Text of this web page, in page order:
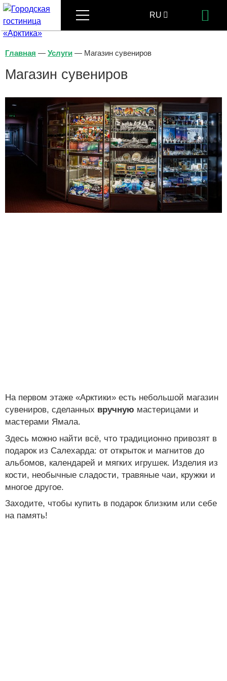
Меню RU
Главная — Услуги — Магазин сувениров
Магазин сувениров
На первом этаже «Арктики» есть небольшой магазин
сувениров, сделанных вручную мастерицами и
мастерами Ямала.
Здесь можно найти всё, что традиционно привозят в
подарок из Салехарда: от открыток и магнитов до
альбомов, календарей и мягких игрушек. Изделия из
кости, необычные сладости, травяные чаи, кружки и
многое другое.
Заходите, чтобы купить в подарок близким или себе
на память!